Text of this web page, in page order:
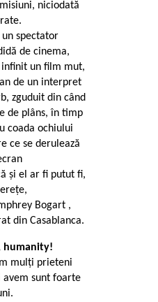
niciodată
spectator
de cinema,
un film mut,
de un interpret
zguduit din când
de plâns, în timp
coada ochiului
ce se derulează
și el ar fi putut fi,
Bogart ,
din Casablanca.
humanity!
mulți prieteni
sunt foarte